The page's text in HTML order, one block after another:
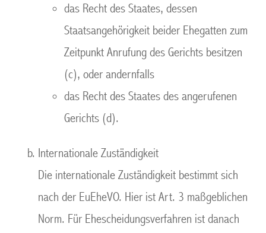
das Recht des Staates, dessen
Staatsangehörigkeit beider Ehegatten zum
Zeitpunkt Anrufung des Gerichts besitzen
(c), oder andernfalls
das Recht des Staates des angerufenen
Gerichts (d).
Internationale Zuständigkeit
Die internationale Zuständigkeit bestimmt sich
nach der EuEheVO. Hier ist Art. 3 maßgeblichen
Norm. Für Ehescheidungsverfahren ist danach